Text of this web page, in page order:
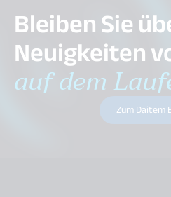
Bleiben Sie
Neuigkeiten
auf dem
Zum Daitem